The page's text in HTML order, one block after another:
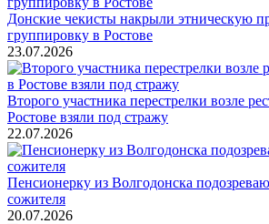
Донские чекисты накрыли этническую
группировку в Ростове
23.07.2026
Второго участника перестрелки возле
Ростове взяли под стражу
22.07.2026
Пенсионерку из Волгодонска
сожителя
20.07.2026